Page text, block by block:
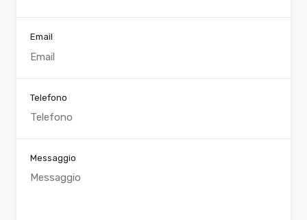
Email
Telefono
Messaggio